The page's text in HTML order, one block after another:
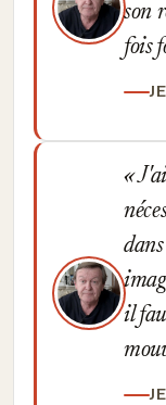
son
fois
J'ai
il